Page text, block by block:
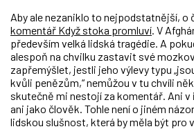
Aby ale nezaniklo to nejpodstatnější, o
komentář Když stoka promluví . V
především velká lidská tragédie. A
alespoň na chvilku zastavit své
zapřemýšlet, jestli jeho výlevy typu
kvůli penězům,“ nemůžou v tu chvíli
skutečně mi nestojí za komentář. Ani
ani jako člověk. Tohle není o jiném
lidskou slušnost, která by měla být pro